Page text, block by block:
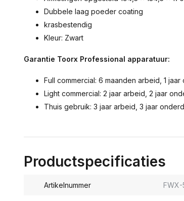
Dubbele laag poeder coating
krasbestendig
Kleur: Zwart
Garantie Toorx Professional apparatuur:
Full commercial: 6 maanden arbeid, 1
Light commercial: 2 jaar arbeid, 2 jaar
Thuis gebruik: 3 jaar arbeid, 3 jaar
Productspecificaties
Artikelnummer